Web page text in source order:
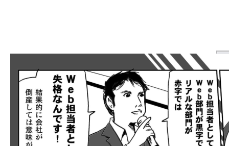
z世代 (1623)
meo (1277)
llmo (1166)